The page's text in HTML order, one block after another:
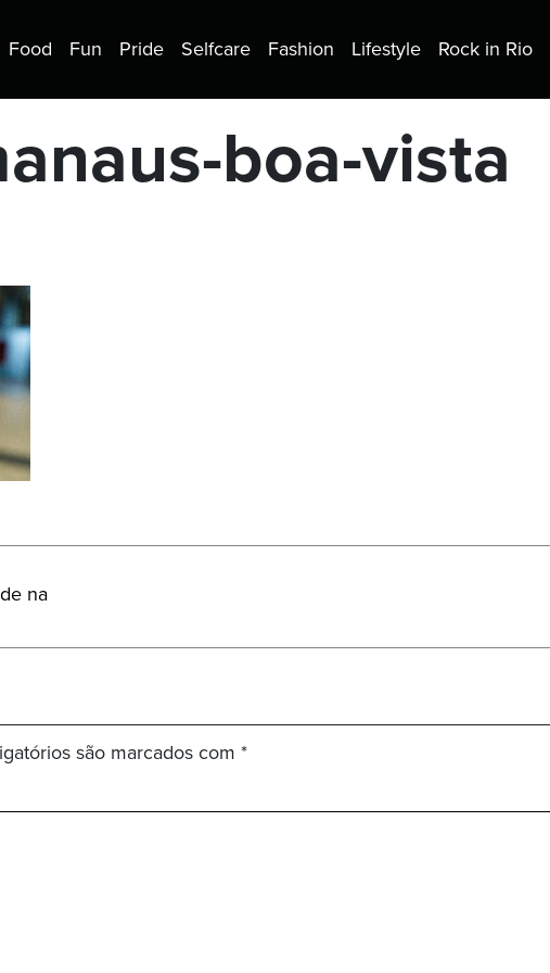
Food Fun Pride Selfcare Fashion Lifestyle Rock in Rio
boa-vista
na
são marcados com *